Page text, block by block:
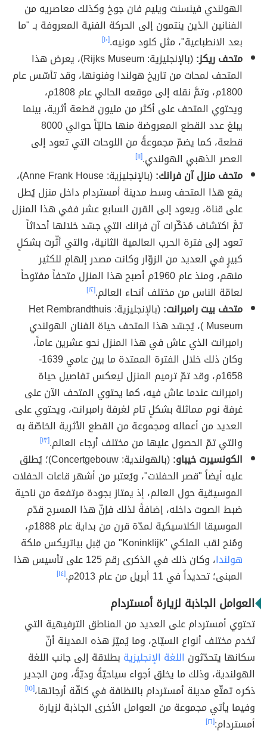
الهولندي فينسنت ويليم فان جوخ وكذلك معاصريه من
الفنانين الذين ينتمون إلى الحركة الفنية المعروفة بـ "ما
بعد الانطباعية"، مثل كلود مونيه.[١٠]
متحف ريكز:
(بالإنجليزية: Rijks Museum)، يعرض هذا
المتحف لمحات من تاريخ هولندا وفنونها، وقد تأسّس عام
1800م، وتمَّ نقله إلى موقعه الحالي عام 1808م،
ويحتوي المتحف على أكثر من مليون قطعة أثرية، بينما
يبلغ عدد القطع المعروضة منها حاليّاً حوالي 8000
قطعة، كما يضمّ مجموعةً من اللوحات التي تعود إلى
العصر الذهبي الهولندي.[١١]
متحف منزل آن فرانك:
(بالإنجليزية: Anne Frank House)،
يقع هذا المتحف وسط مدينة أمستردام داخل منزل يُطل
على قناة، ويعود إلى القرن السابع عشر ففي هذا المنزل
تمَّ اكتشاف مُذكّرات آن فرانك التي جسّد خلالها أحداثاً
تعود إلى فترة الحرب العالمية الثانية، والتي أثّرت بشكلٍ
كبيرٍ في العديد من الزوّار وكانت مصدر إلهامٍ للكثير
منهم، ومنذ عام 1960م أصبح هذا المنزل متحفاً مفتوحاً
لعامّة الناس من مختلف أنحاء العالم.[١٢]
متحف بيت رامبرانت:
(بالإنجليزية: Het Rembrandthuis
Museum )، يُجسّد هذا المتحف حياة الفنان الهولندي
رامبرانت الذي عاش في هذا المنزل نحو عشرين عاماً،
وكان ذلك خلال الفترة الممتدة ما بين عامي 1639-
1658م، وقد تمّ ترميم المنزل ليعكس تفاصيل حياة
رامبرانت عندما عاش فيه، كما يحتوي المتحف الآن على
غرفة نوم مماثلة بشكلٍ تام لغرفة رامبرانت، ويحتوي على
العديد من أعماله ومجموعة من القطع الأثرية الخاصّة به
والتي تمّ الحصول عليها من مختلف أرجاء العالم.[١٣]
الكونسيرت خيباو:
(بالهولندية: Concertgebouw)؛ يُطلق
عليه أيضاً "قصر الحفلات"، ويُعتبر من أشهر قاعات الحفلات
الموسيقية حول العالم، إذ يمتاز بجودة مرتفعة من ناحية
ضبط الصوت داخله، إضافةً لذلك فإنّ هذا المسرح قدّم
الموسيقا الكلاسيكية لمدّة قرن من بداية عام 1888م،
ومُنح لقب الملكي "Koninklijk" من قِبل بياتريكس ملكة
هولندا
، وكان ذلك في الذكرى رقم 125 على تأسيس هذا
المبنى؛ تحديداً في 11 أبريل من عام 2013م.
[١٤]
العوامل الجاذبة لزيارة أمستردام
تحتوي أمستردام على العديد من المناطق الترفيهية التي
تَخدم مختلف أنواع السيّاح، وما يُميّز هذه المدينة أنّ
سكانها يتحدّثون اللغة الإنجليزية بطلاقة إلى جانب اللغة
الهولندية، وذلك ما يخلق أجواء سياحيّةً وديّةً، ومن الجدير
ذكره تمتّع مدينة أمستردام بالنظافة في كافّة أرجائها،[١٥]
وفيما يأتي مجموعة من العوامل الأخرى الجاذبة لزيارة
أمستردام:[١٦]